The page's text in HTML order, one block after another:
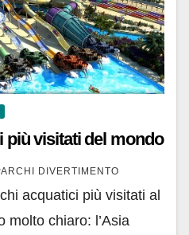
più visitati del mondo
DIVERTIMENTO
acquatici più visitati al
molto chiaro: l’Asia